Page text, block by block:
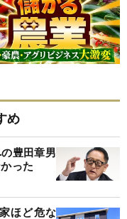
め
豊田章男
った
ほど危な